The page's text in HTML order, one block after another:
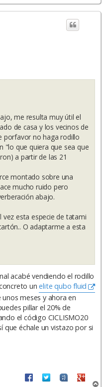
r
r
me resulta muy útil el
de casa y los vecinos de
porfavor no haga rodillo
"lo que quiera que sea que
a partir de las 21
montado sobre una
mucho ruido pero
abajo.
vez esta especie de tatami
O adaptarme a esta
acabé vendiendo el rodillo
unelite qubo fluid
meses y ahora en
pillar el 20% de
el código CICLISMO20
que échale un vistazo por si